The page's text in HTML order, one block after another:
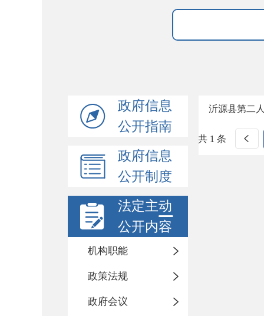
政府信息
公开指南
政府信息
公开制度
法定主动
公开内容
机构职能
政策法规
政府会议
沂源县第二
共 1 条